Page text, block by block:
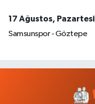
17 Ağustos, Pazartesi
Samsunspor - Göztepe